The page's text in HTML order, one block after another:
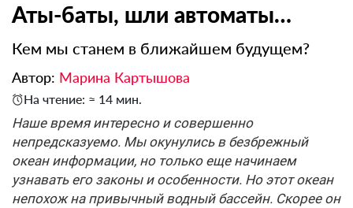
Аты-баты, шли автоматы…
Кем мы станем в ближайшем будущем?
Автор: Марина Картышова
На чтение: ≈ 14 мин.
Наше время интересно и совершенно
непредсказуемо. Мы окунулись в безбрежный
океан информации, но только еще начинаем
узнавать его законы и особенности. Но этот океан
непохож на привычный водный бассейн. Скорее он